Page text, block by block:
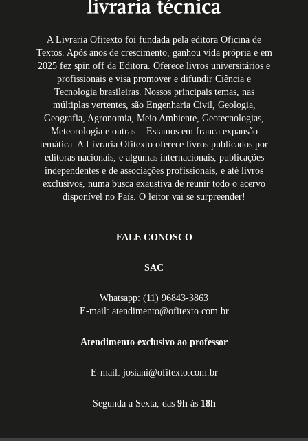
A Livraria Ofitexto foi fundada pela editora Oficina de
Textos. Após anos de crescimento, ganhou vida própria e em
2025 fez spin off da Editora. Oferece livros universitários e
profissionais e visa promover e difundir Ciência e
Tecnologia brasileiras. Nossos principais temas, nas
múltiplas vertentes, são Engenharia Civil, Geologia,
Geografia, Agronomia, Meio Ambiente, Geotecnologias,
Meteorologia e outras... Estamos em franca expansão
temática. A Livraria Ofitexto oferece livros publicados por
editoras nacionais, e algumas internacionais, publicações
independentes e de associações profissionais, e até livros
exclusivos, numa busca exaustiva de reunir todo o acervo
disponível no País. O leitor vai se surpreender!
FALE CONOSCO
SAC
Whatsapp: (11) 96843-3863
E-mail: atendimento@ofitexto.com.br
Atendimento exclusivo ao professor
E-mail: josiani@ofitexto.com.br
Segunda a Sexta, das 9hàs 18h